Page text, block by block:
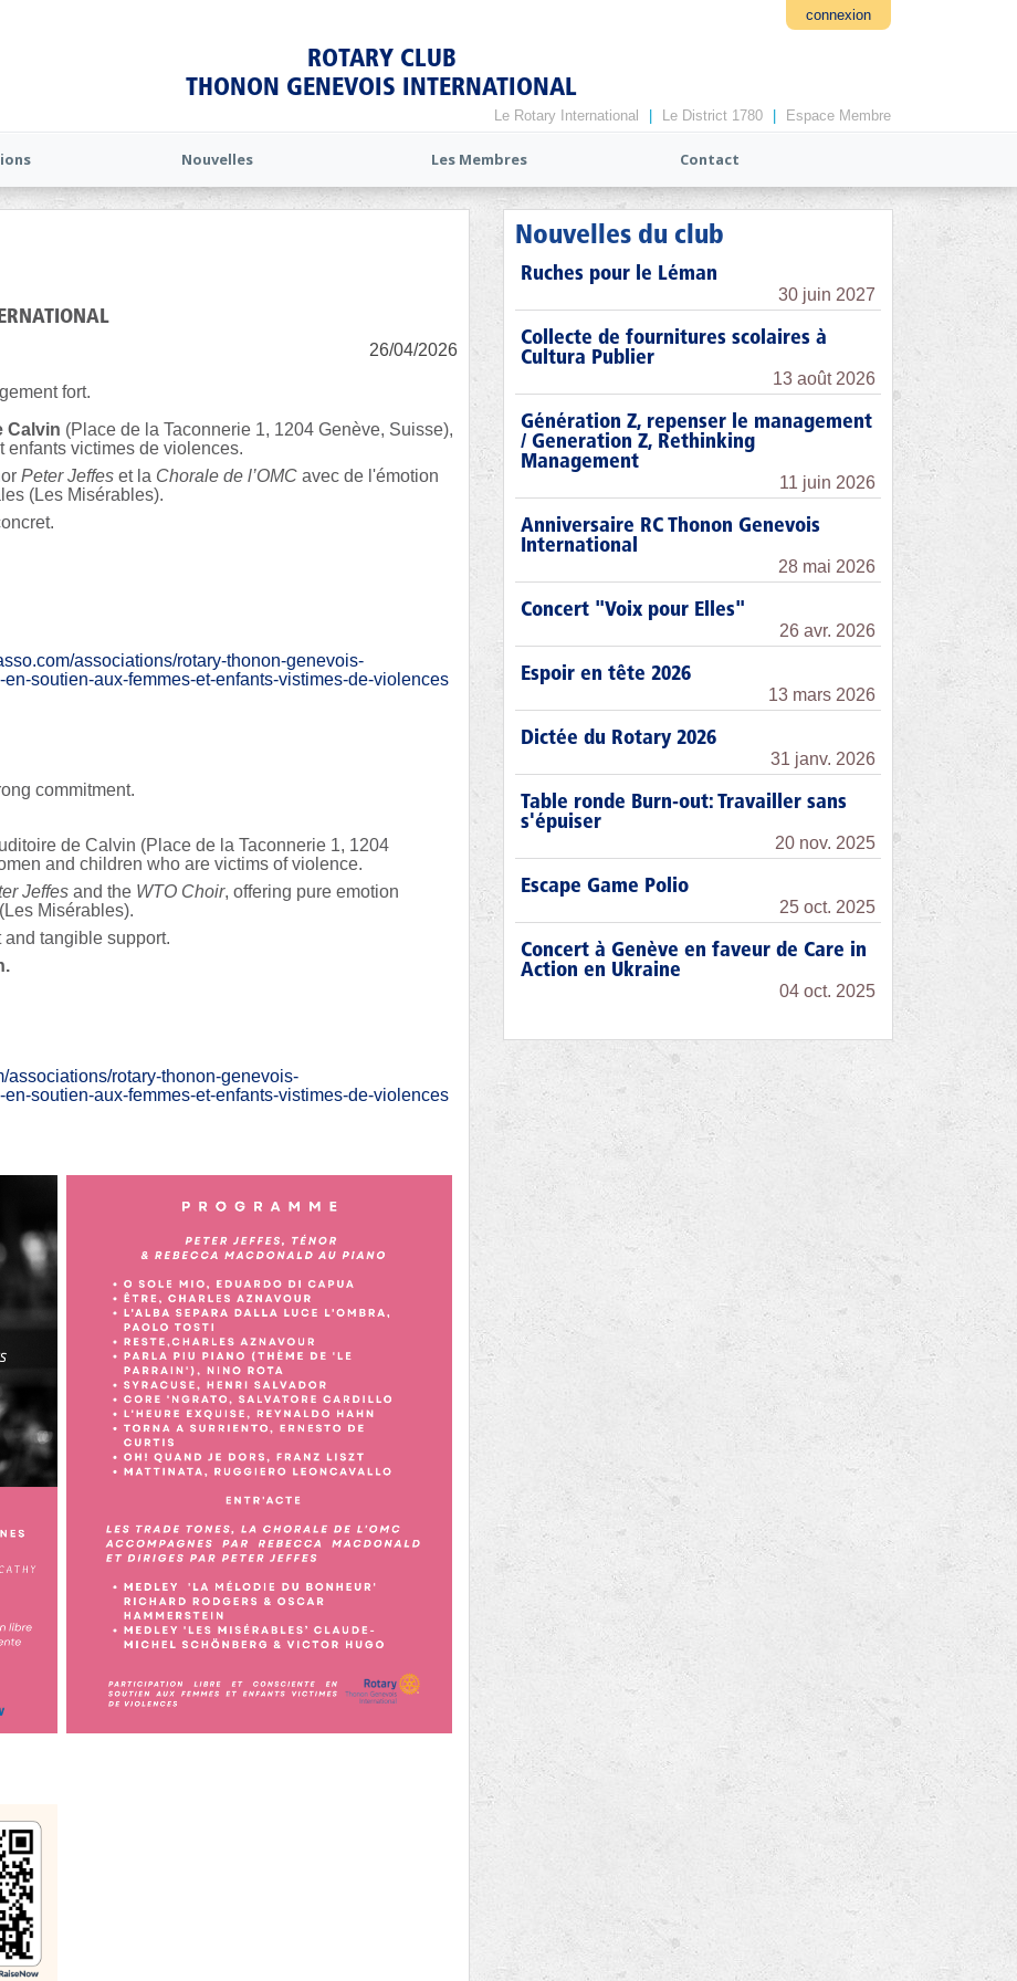
ROTARY CLUB
THONON GENEVOIS INTERNATIONAL
connexion
Le Rotary International Le District 1780 Espace Membre
Nouvelles Les Membres Contact
26/04/2026
fort.
Calvin (Place de la Taconnerie 1, 1204 Genève, Suisse),
enfants victimes de violences.
Peter Jeffes et la Chorale de l’OMC avec de l'émotion
(Les Misérables).
associations/rotary-thonon-genevois-
soutien-aux-femmes-et-enfants-vistimes-de-violences
commitment.
de Calvin (Place de la Taconnerie 1, 1204
and children who are victims of violence.
Jeffes and the WTO Choir, offering pure emotion
Misérables).
tangible support.
associations/rotary-thonon-genevois-
soutien-aux-femmes-et-enfants-vistimes-de-violences
Nouvelles du club
Ruches pour le Léman
30 juin 2027
Collecte de fournitures scolaires à
Cultura Publier
13 août 2026
Génération Z, repenser le management
/ Generation Z, Rethinking
Management
11 juin 2026
Anniversaire RC Thonon Genevois
International
28 mai 2026
Concert "Voix pour Elles"
26 avr. 2026
Espoir en tête 2026
13 mars 2026
Dictée du Rotary 2026
31 janv. 2026
Table ronde Burn-out: Travailler sans
s'épuiser
20 nov. 2025
Escape Game Polio
25 oct. 2025
Concert à Genève en faveur de Care in
Action en Ukraine
04 oct. 2025